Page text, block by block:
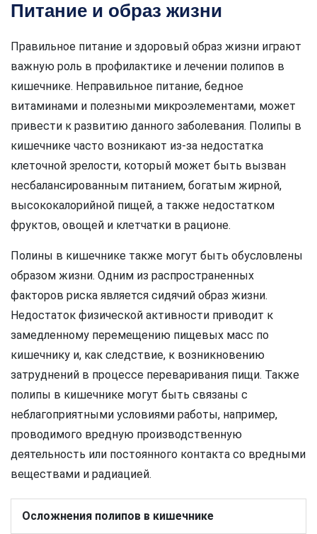
Питание и образ жизни
Правильное питание и здоровый образ жизни играют
важную роль в профилактике и лечении полипов в
кишечнике. Неправильное питание, бедное
витаминами и полезными микроэлементами, может
привести к развитию данного заболевания. Полипы в
кишечнике часто возникают из-за недостатка
клеточной зрелости, который может быть вызван
несбалансированным питанием, богатым жирной,
высококалорийной пищей, а также недостатком
фруктов, овощей и клетчатки в рационе.
Полины в кишечнике также могут быть обусловлены
образом жизни. Одним из распространенных
факторов риска является сидячий образ жизни.
Недостаток физической активности приводит к
замедленному перемещению пищевых масс по
кишечнику и, как следствие, к возникновению
затруднений в процессе переваривания пищи. Также
полипы в кишечнике могут быть связаны с
неблагоприятными условиями работы, например,
проводимого вредную производственную
деятельность или постоянного контакта со вредными
веществами и радиацией.
Осложнения полипов в кишечнике